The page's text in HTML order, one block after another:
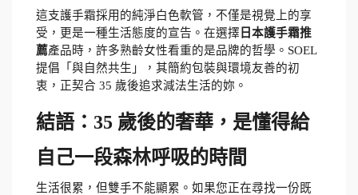
這支護手霜採用的純淨白色軟管，不僅是視覺上的享
受，更是一種生活態度的宣告。在選擇 日本護手霜推
薦產品時，許多熟齡女性看重的是品牌的哲學。SOEL
提倡「與自然共生」，其簡約包裝與環境友善的初
衷，正契合 35 歲後追求減法生活的妳。
結語：35 歲後的奢華，是懂得給
自己一段森林呼吸的時間
生活很累，但雙手不能顯累。如果您正在尋找一份既